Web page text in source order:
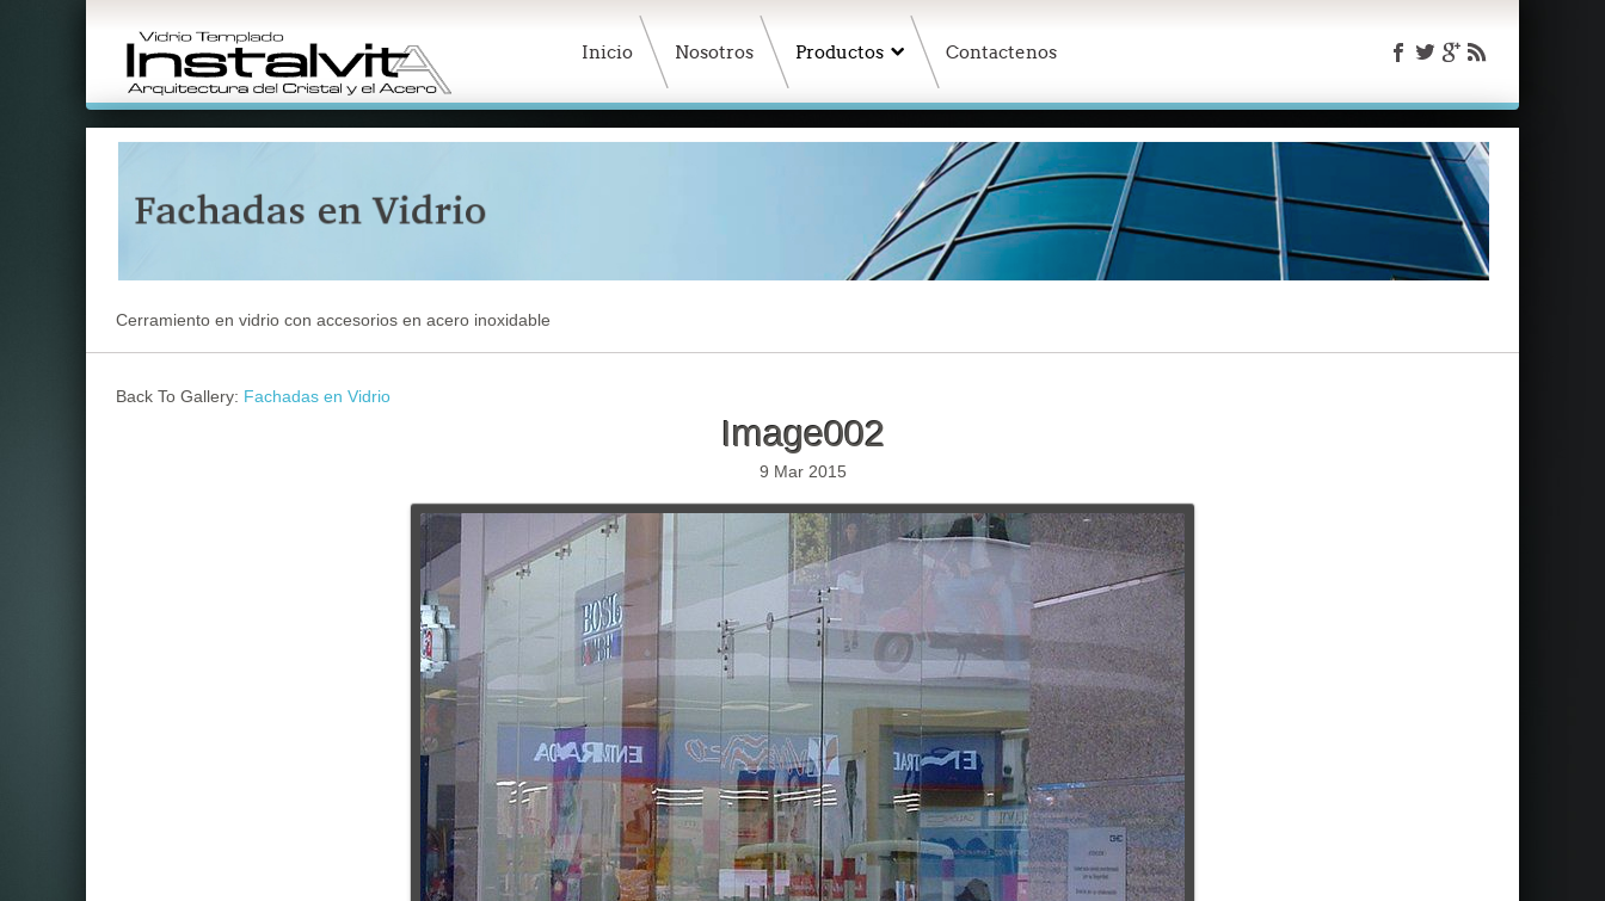
Inicio Nosotros Productos Contactenos
Cerramiento en vidrio con accesorios en acero inoxidable
Back To Gallery: Fachadas en Vidrio
Image002
9 Mar 2015